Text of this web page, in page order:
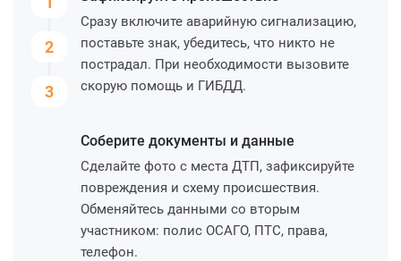
2
3
Сразу включите аварийную сигнализацию,
поставьте знак, убедитесь, что никто не
пострадал. При необходимости вызовите
скорую помощь и ГИБДД.
Соберите документы и данные
Сделайте фото с места ДТП, зафиксируйте
повреждения и схему происшествия.
Обменяйтесь данными со вторым
участником: полис ОСАГО, ПТС, права,
телефон.